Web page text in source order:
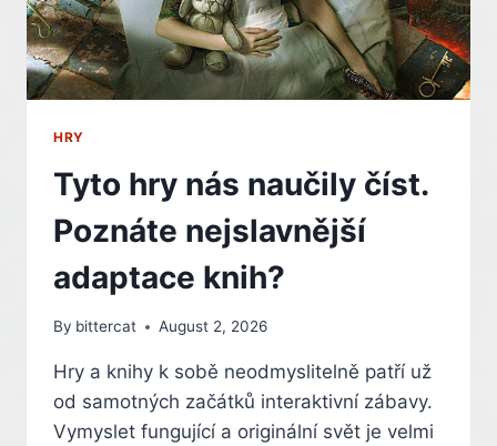
HRY
Tyto hry nás naučily číst.
Poznáte nejslavnější
adaptace knih?
By bittercat August 2, 2026
Hry a knihy k sobě neodmyslitelně patří už
od samotných začátků interaktivní zábavy.
Vymyslet fungující a originální svět je velmi